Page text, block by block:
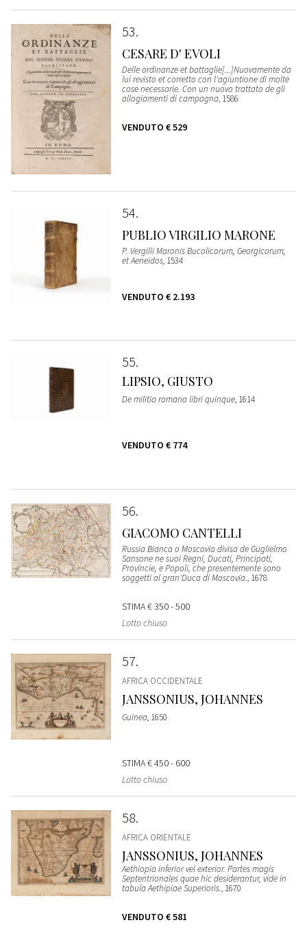
53
CESARE D' EVOLI
Delle ordinanze et battaglie[...]Nuovamente da
lui revisto et corretto con l'agiuntione di molte
cose necessarie. Con un nuovo trattato de gli
allogiamenti di campagna, 1586
VENDUTO € 529
54
PUBLIO VIRGILIO MARONE
P. Vergilii Maronis Bucolicorum, Georgicorum,
et Aeneidos, 1534
VENDUTO € 2.193
55
LIPSIO, GIUSTO
De militia romana libri quinque, 1614
VENDUTO € 774
56
GIACOMO CANTELLI
Russia Bianca o Moscovia divisa de Guglielmo
Sansone ne suoi Regni, Ducati, Principati,
Provincie, e Popoli, che presentemente sono
soggetti al gran'Duca di Moscovia., 1678
STIMA€ 350 - 500
Lotto chiuso
57
AFRICA OCCIDENTALE
JANSSONIUS, JOHANNES
Guinea, 1650
STIMA€ 450 - 600
Lotto chiuso
58
AFRICA ORIENTALE
JANSSONIUS, JOHANNES
Aethiopia inferior vel exterior. Partes magis
Septentrionales quae hic desiderantur, vide in
tabula Aethipiae Superioris., 1670
VENDUTO € 581